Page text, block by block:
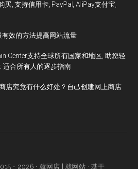
买, 支持信用卡, PayPal, AliPay支付宝,
效的方法提高网站流量
Center支持全球所有国家和地区, 助您轻
适合所有人的逐步指南
店究竟有什么好处？自己创建网上商店
- 2026 · 就网店 | 就网站· 基于